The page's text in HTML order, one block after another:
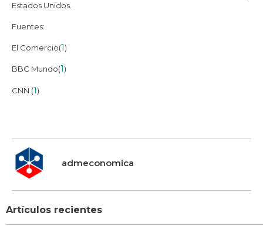
Estados Unidos.
Fuentes:
El Comercio(1)
BBC Mundo(1)
CNN (1)
admeconomica
Artículos recientes